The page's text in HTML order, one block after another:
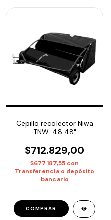
Cepillo recolector Niwa
TNW-48 48"
$712.829,00
$677.187,55 con
Transferencia o depósito
bancario